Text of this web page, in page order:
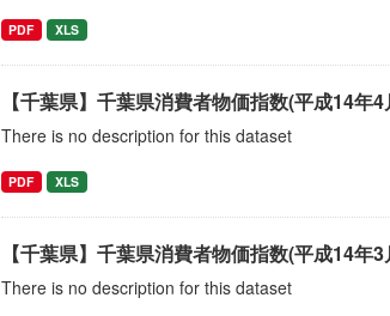
PDF XLS
【千葉県】千葉県消費者物価指数(平成14年4
There is no description for this dataset
PDF XLS
【千葉県】千葉県消費者物価指数(平成14年3
There is no description for this dataset